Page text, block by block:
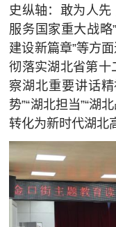
史纵轴：敢为人先
服务国家重大战略
建设新篇章”等方
彻落实湖北省第十
察湖北重要讲话
势”“湖北担当”“湖
转化为新时代湖北